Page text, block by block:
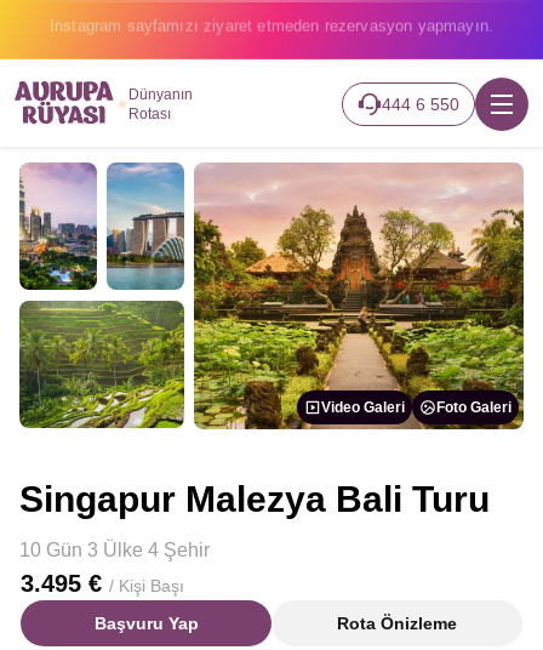
2026 turlarımız başladı hemen canlı takip edin.
Dünyanın
Rotası
444 6 550
Video Galeri Foto Galeri
Singapur Malezya Bali Turu
10 Gün 3 Ülke 4 Şehir
3.495 € / Kişi Başı
Başvuru Yap
Rota Önizleme